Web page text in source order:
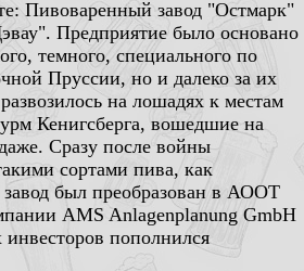
Пивоваренный завод "Остмарк"
Предприятие было основано
темного, специального по
Пруссии, но и далеко за их
на лошадях к местам
Кенигсберга, вошедшие на
Сразу после войны
сортами пива, как
был преобразован в АООТ
AMS Anlagenplanung GmbH
пополнился